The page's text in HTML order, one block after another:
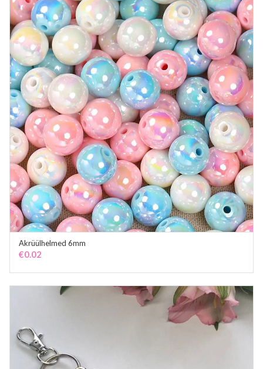
Akrüülhelmed 6mm
€0.02